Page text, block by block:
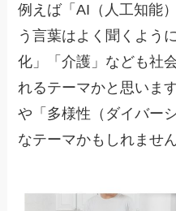
例えば「AI（人工知能
う言葉はよく聞くよう
化」「介護」なども社
れるテーマかと思いま
や「多様性（ダイバー
なテーマかもしれません